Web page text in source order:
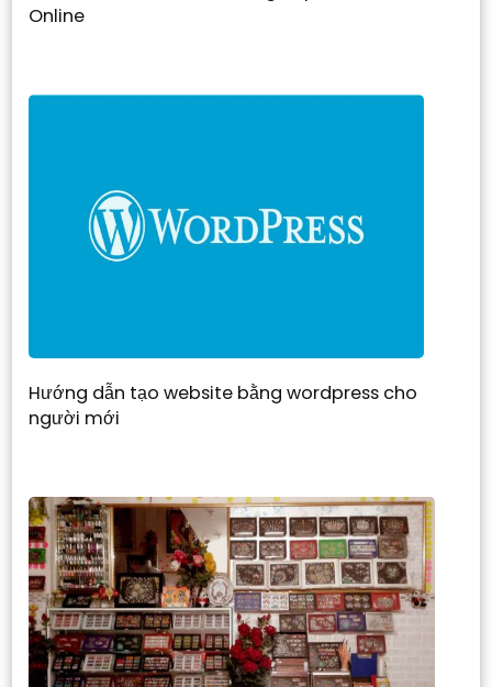
Online
Hướng dẫn tạo website bằng wordpress cho
người mới